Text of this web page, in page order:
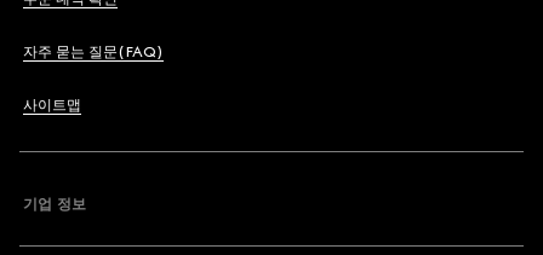
자주 묻는 질문(FAQ)
사이트맵
기업 정보